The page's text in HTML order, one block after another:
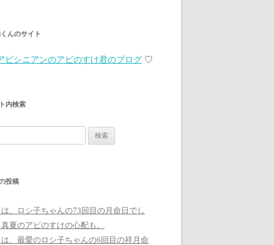
んのサイト
ビシニアンのアビのすけ君のブログ ♡
内検索
投稿
、ロシ子ちゃんの73回目の月命日でし
夏のアビのすけの心配も。
、最愛のロシ子ちゃんの6回目の祥月命